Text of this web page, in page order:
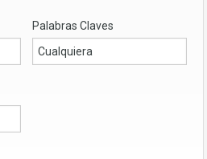
Palabras Claves